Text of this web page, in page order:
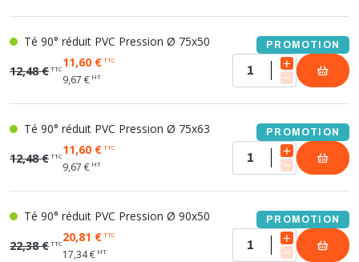
Té 90° réduit PVC Pression Ø 75x50 PROMOTION
12,48 €TTC11,60 €TTC
9,67 € HT
Té 90° réduit PVC Pression Ø 75x63 PROMOTION
12,48 €TTC11,60 €TTC
9,67 € HT
Té 90° réduit PVC Pression Ø 90x50 PROMOTION
22,38 €TTC20,81 €TTC
17,34 € HT